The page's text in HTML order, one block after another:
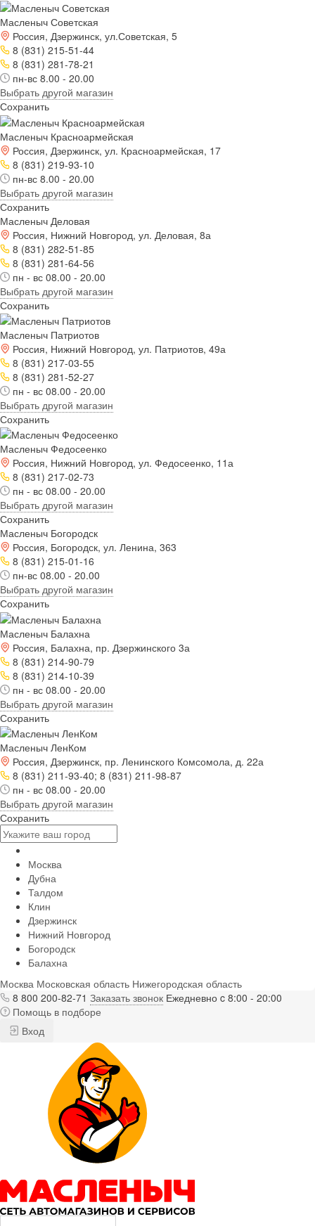
Масленыч Советская
Россия, Дзержинск, ул.Советская, 5
8 (831) 215-51-44
8 (831) 281-78-21
пн-вс 8.00 - 20.00
Выбрать другой магазин
Сохранить
Масленыч Красноармейская
Россия, Дзержинск, ул. Красноармейская, 17
8 (831) 219-93-10
пн-вс 8.00 - 20.00
Выбрать другой магазин
Сохранить
Масленыч Деловая
Россия, Нижний Новгород, ул. Деловая, 8а
8 (831) 282-51-85
8 (831) 281-64-56
пн - вс 08.00 - 20.00
Выбрать другой магазин
Сохранить
Масленыч Патриотов
Россия, Нижний Новгород, ул. Патриотов, 49а
8 (831) 217-03-55
8 (831) 281-52-27
пн - вс 08.00 - 20.00
Выбрать другой магазин
Сохранить
Масленыч Федосеенко
Россия, Нижний Новгород, ул. Федосеенко, 11а
8 (831) 217-02-73
пн - вс 08.00 - 20.00
Выбрать другой магазин
Сохранить
Масленыч Богородск
Россия, Богородск, ул. Ленина, 363
8 (831) 215-01-16
пн-вс 08.00 - 20.00
Выбрать другой магазин
Сохранить
Масленыч Балахна
Россия, Балахна, пр. Дзержинского 3а
8 (831) 214-90-79
8 (831) 214-10-39
пн - вс 08.00 - 20.00
Выбрать другой магазин
Сохранить
Масленыч ЛенКом
Россия, Дзержинск, пр. Ленинского Комсомола, д. 22а
8 (831) 211-93-40; 8 (831) 211-98-87
пн - вс 08.00 - 20.00
Выбрать другой магазин
Сохранить
Москва
Дубна
Талдом
Клин
Дзержинск
Нижний Новгород
Богородск
Балахна
Москва Московская область Нижегородская область
8 800 200-82-71 Заказать звонок Ежедневно c 8:00 - 20:00
Помощь в подборе
Вход